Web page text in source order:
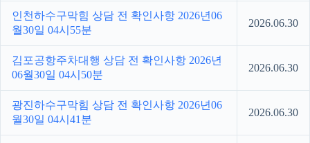
인천하수구막힘 상담 전 확인사항 2026년06
월30일 04시55분
2026.06.30
김포공항주차대행 상담 전 확인사항 2026년
06월30일 04시50분
2026.06.30
광진하수구막힘 상담 전 확인사항 2026년06
월30일 04시41분
2026.06.30